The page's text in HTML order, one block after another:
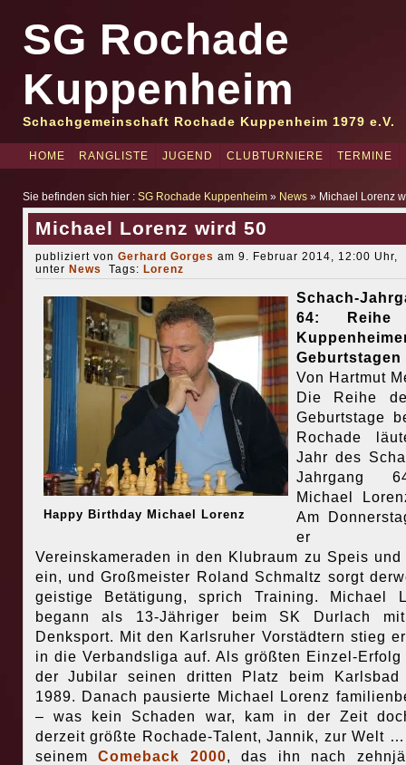
SG Rochade
Kuppenheim
Schachgemeinschaft Rochade Kuppenheim 1979 e.V.
HOME RANGLISTE JUGEND CLUBTURNIERE TERMINE
Sie befinden sich hier : SG Rochade Kuppenheim» News» Michael Lorenz
Michael Lorenz wird 50
publiziert von Gerhard Gorges am 9. Februar 2014, 12:00 Uhr,
unter News Tags: Lorenz
Happy Birthday Michael Lorenz
Schach-
64: Reihe
Geburtstagen
Von Hartmut
Die Reihe
Geburtstage
Rochade
Jahr des
Jahrgang
Michael
Am
er
Vereinskameraden in den Klubraum zu Speis und
ein, und Großmeister Roland Schmaltz sorgt
geistige Betätigung, sprich Training. Michael
begann als 13-Jähriger beim SK Durlach
Denksport. Mit den Karlsruher Vorstädtern stieg
in die Verbandsliga auf. Als größten Einzel-Erfolg
der Jubilar seinen dritten Platz beim Karlsbad
1989. Danach pausierte Michael Lorenz
– was kein Schaden war, kam in der Zeit
derzeit größte Rochade-Talent, Jannik, zur Welt
seinemComeback 2000, das ihn nach